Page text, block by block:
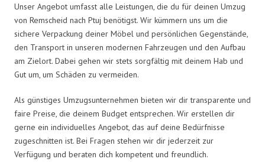
Unser Angebot umfasst alle Leistungen, die du für deinen Umzug
von Remscheid nach Ptuj benötigst. Wir kümmern uns um die
sichere Verpackung deiner Möbel und persönlichen Gegenstände,
den Transport in unseren modernen Fahrzeugen und den Aufbau
am Zielort. Dabei gehen wir stets sorgfältig mit deinem Hab und
Gut um, um Schäden zu vermeiden.
Als günstiges Umzugsunternehmen bieten wir dir transparente und
faire Preise, die deinem Budget entsprechen. Wir erstellen dir
gerne ein individuelles Angebot, das auf deine Bedürfnisse
zugeschnitten ist. Bei Fragen stehen wir dir jederzeit zur
Verfügung und beraten dich kompetent und freundlich.